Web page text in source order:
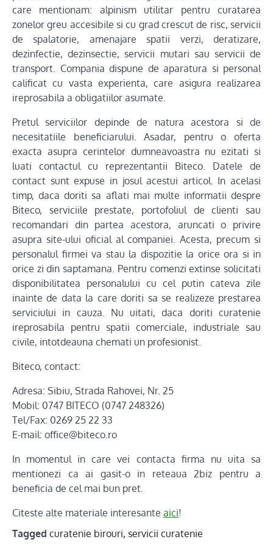
care mentionam: alpinism utilitar pentru curatarea
zonelor greu accesibile si cu grad crescut de risc, servicii
de spalatorie, amenajare spatii verzi, deratizare,
dezinfectie, dezinsectie, servicii mutari sau servicii de
transport. Compania dispune de aparatura si personal
calificat cu vasta experienta, care asigura realizarea
ireprosabila a obligatiilor asumate.
Pretul serviciilor depinde de natura acestora si de
necesitatiile beneficiarului. Asadar, pentru o oferta
exacta asupra cerintelor dumneavoastra nu ezitati si
luati contactul cu reprezentantii Biteco. Datele de
contact sunt expuse in josul acestui articol. In acelasi
timp, daca doriti sa aflati mai multe informatii despre
Biteco, serviciile prestate, portofoliul de clienti sau
recomandari din partea acestora, aruncati o privire
asupra site-ului oficial al companiei. Acesta, precum si
personalul firmei va stau la dispozitie la orice ora si in
orice zi din saptamana. Pentru comenzi extinse solicitati
disponibilitatea personalului cu cel putin cateva zile
inainte de data la care doriti sa se realizeze prestarea
serviciului in cauza. Nu uitati, daca doriti curatenie
ireprosabila pentru spatii comerciale, industriale sau
civile, intotdeauna chemati un profesionist.
Biteco, contact:
Adresa: Sibiu, Strada Rahovei, Nr. 25
Mobil: 0747 BITECO (0747 248326)
Tel/Fax: 0269 25 22 33
E-mail: office@biteco.ro
In momentul in care vei contacta firma nu uita sa
mentionezi ca ai gasit-o in reteaua 2biz pentru a
beneficia de cel mai bun pret.
Citeste alte materiale interesante aici!
Tagged curatenie birouri, servicii curatenie